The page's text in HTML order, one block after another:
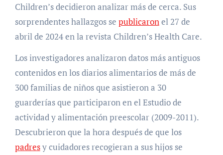
Children’s decidieron analizar más de cerca. Sus
sorprendentes hallazgos se publicaron el 27 de
abril de 2024 en la revista Children’s Health Care.
Los investigadores analizaron datos más antiguos
contenidos en los diarios alimentarios de más de
300 familias de niños que asistieron a 30
guarderías que participaron en el Estudio de
actividad y alimentación preescolar (2009-2011).
Descubrieron que la hora después de que los
padresy cuidadores recogieran a sus hijos se